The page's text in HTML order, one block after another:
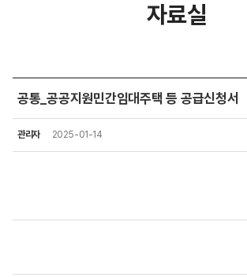
자료실
공통_공공지원민간임대주택 등 공급신청서
관리자 2025-01-14